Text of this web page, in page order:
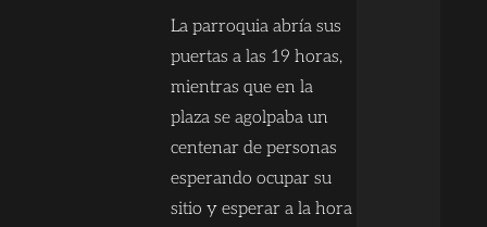
La parroquia abría sus
puertas a las 19 horas,
mientras que en la
plaza se agolpaba un
centenar de personas
esperando ocupar su
sitio y esperar a la hora